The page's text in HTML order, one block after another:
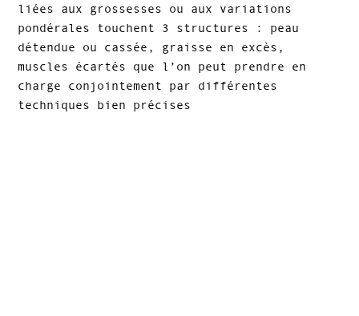
liées aux grossesses ou aux variations
pondérales touchent 3 structures : peau
détendue ou cassée, graisse en excès,
muscles écartés que l’on peut prendre en
charge conjointement par différentes
techniques bien précises